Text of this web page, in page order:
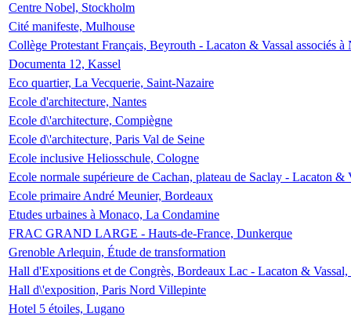
Centre Nobel, Stockholm
Cité manifeste, Mulhouse
Collège Protestant Français, Beyrouth - Lacaton & Vassal associés
Documenta 12, Kassel
Eco quartier, La Vecquerie, Saint-Nazaire
Ecole d'architecture, Nantes
Ecole d\'architecture, Compiègne
Ecole d\'architecture, Paris Val de Seine
Ecole inclusive Heliosschule, Cologne
Ecole normale supérieure de Cachan, plateau de Saclay - Lacaton &
Ecole primaire André Meunier, Bordeaux
Etudes urbaines à Monaco, La Condamine
FRAC GRAND LARGE - Hauts-de-France, Dunkerque
Grenoble Arlequin, Étude de transformation
Hall d'Expositions et de Congrès, Bordeaux Lac - Lacaton &
Hall d\'exposition, Paris Nord Villepinte
Hotel 5 étoiles, Lugano